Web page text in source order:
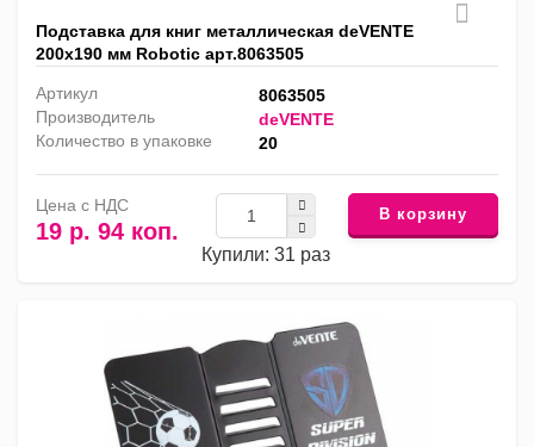
Подставка для книг металлическая deVENTE
200х190 мм Robotic арт.8063505
Артикул
8063505
Производитель
deVENTE
Количество в упаковке
20
Цена с НДС
19 р. 94 коп.
Купили: 31 раз
В корзину